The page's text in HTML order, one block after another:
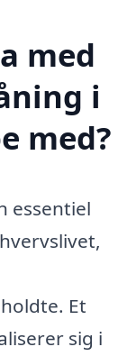
med
i
med?
essentiel
Et
sig i